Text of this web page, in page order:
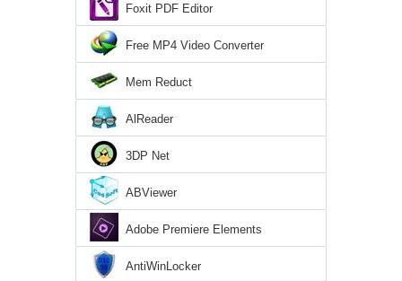
Foxit PDF Editor
Free MP4 Video Converter
Mem Reduct
AlReader
3DP Net
ABViewer
Adobe Premiere Elements
AntiWinLocker